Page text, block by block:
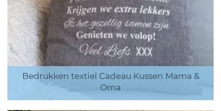
Bedrukken textiel Cadeau Kussen Mama &
Oma